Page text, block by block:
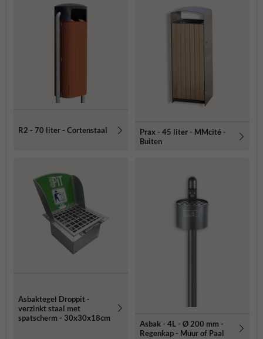
R2 - 70 liter - Cortenstaal
Prax - 45 liter - MMcité -
Buiten
Asbaktegel Droppit -
verzinkt staal met
spatscherm - 30x30x18cm
Asbak - 4L - Ø 200 mm -
Regenkap - Muur of Paal